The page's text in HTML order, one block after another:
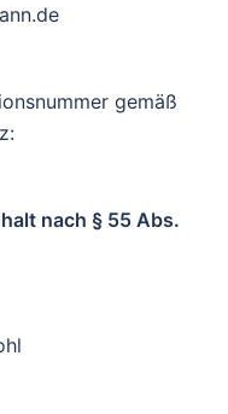
gemäß
nach § 55 Abs.